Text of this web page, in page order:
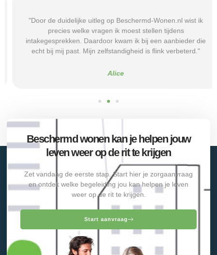
"Door de duidelijke uitleg op Beschermd-Wonen.nl wist ik
precies welke vragen ik moest stellen tijdens
intakegesprekken. Daardoor kwam ik bij een aanbieder die
echt bij mij past. Mijn zelfstandigheid is flink verbeterd."
Alice
Beschermd wonen kan je helpen jouw
leven weer op de rit te krijgen
Zet vandaag de eerste stap. Start hier je zorgaanvraag
en ontdek welke begeleiding jou kan helpen je leven
weer op de rit te krijgen.
Start aanvraag